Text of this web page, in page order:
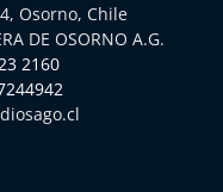
Osorno, Chile
DE OSORNO A.G.
2160